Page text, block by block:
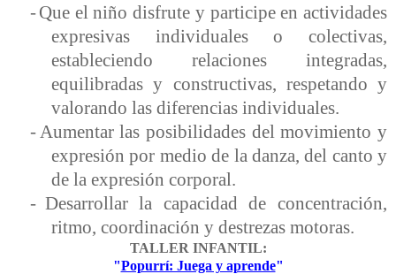
-Que el niño disfrute y participe en actividades
expresivas individuales o colectivas,
estableciendo relaciones integradas,
equilibradas y constructivas, respetando y
valorando las diferencias individuales.
- Aumentar las posibilidades del movimiento y
expresión por medio de la danza, del canto y
de la expresión corporal.
- Desarrollar la capacidad de concentración,
ritmo, coordinación y destrezas motoras.
TALLER INFANTIL:
"Popurrí: Juega y aprende"